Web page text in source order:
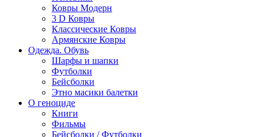
Ковры Модерн
3 D Ковры
Классические Ковры
Армянские Ковры
Одежда. Обувь
Шарфы и шапки
Футболки
Бейсболки
Этно масики балетки
О геноциде
Книги
Фильмы
Бейсболки / Футболки